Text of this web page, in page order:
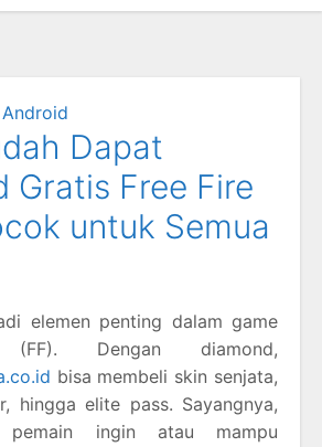
Dapat
Gratis Free Fire
untuk Semua
elemen penting dalam game
Dengan diamond,
bisa membeli skin senjata,
hingga elite pass. Sayangnya,
ingin atau mampu